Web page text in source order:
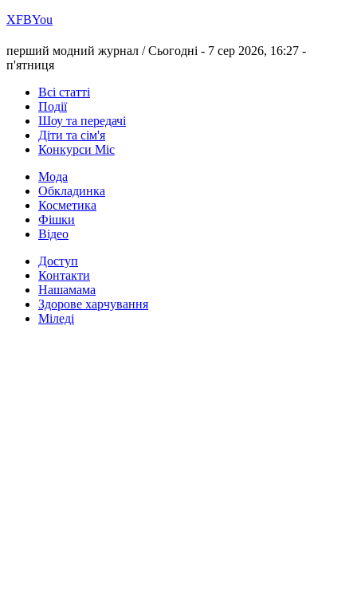
ХFBYou
перший модний журнал /Сьогодні - 7 сер 2026, 16:27 -
п'ятниця
Всі статті
Події
Шоу та передачі
Діти та сім'я
Конкурси Міс
Мода
Обкладинка
Косметика
Фішки
Відео
Доступ
Контакти
Нашамама
Здорове харчування
Міледі